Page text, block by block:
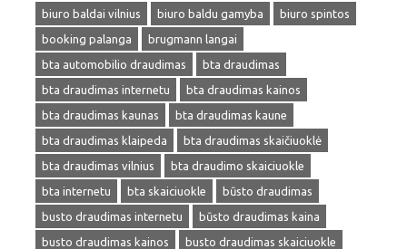
biuro baldai vilnius
biuro baldu gamyba
biuro spintos
booking palanga
brugmann langai
bta automobilio draudimas
bta draudimas
bta draudimas internetu
bta draudimas kainos
bta draudimas kaunas
bta draudimas kaune
bta draudimas klaipeda
bta draudimas skaičiuoklė
bta draudimas vilnius
bta draudimo skaiciuokle
bta internetu
bta skaiciuokle
būsto draudimas
busto draudimas internetu
būsto draudimas kaina
busto draudimas kainos
busto draudimas skaiciuokle